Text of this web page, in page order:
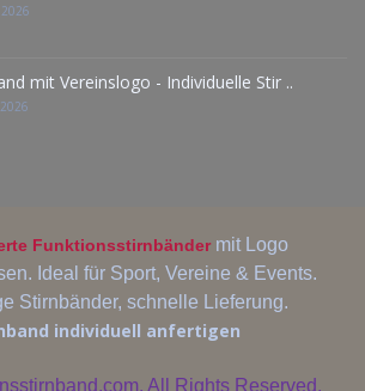
mit Vereinslogo - Individuelle Stir ..
Funktionsstirnbänder mit Logo
Ideal für Sport, Vereine & Events.
Stirnbänder, schnelle Lieferung.
individuell anfertigen
All Rights Reserved.